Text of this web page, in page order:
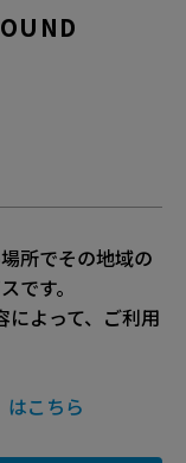
所でその地域の
です。
によって、ご利用
はこちら